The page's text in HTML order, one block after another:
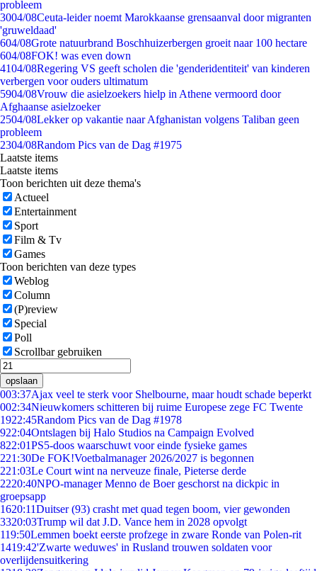
probleem
3004/08Ceuta-leider noemt Marokkaanse grensaanval door migranten
'gruweldaad'
604/08Grote natuurbrand Boschhuizerbergen groeit naar 100 hectare
604/08FOK! was even down
4104/08Regering VS geeft scholen die 'genderidentiteit' van kinderen
verbergen voor ouders ultimatum
5904/08Vrouw die asielzoekers hielp in Athene vermoord door
Afghaanse asielzoeker
2504/08Lekker op vakantie naar Afghanistan volgens Taliban geen
probleem
2304/08Random Pics van de Dag #1975
Laatste items
Laatste items
Toon berichten uit deze thema's
Actueel
Entertainment
Sport
Film & Tv
Games
Toon berichten van deze types
Weblog
Column
(P)review
Special
Poll
Scrollbar gebruiken
opslaan
003:37Ajax veel te sterk voor Shelbourne, maar houdt schade beperkt
002:34Nieuwkomers schitteren bij ruime Europese zege FC Twente
1922:45Random Pics van de Dag #1978
922:04Ontslagen bij Halo Studios na Campaign Evolved
822:01PS5-doos waarschuwt voor einde fysieke games
221:30De FOK!Voetbalmanager 2026/2027 is begonnen
221:03Le Court wint na nerveuze finale, Pieterse derde
2220:40NPO-manager Menno de Boer geschorst na dickpic in
groepsapp
1620:11Duitser (93) crasht met quad tegen boom, vier gewonden
3320:03Trump wil dat J.D. Vance hem in 2028 opvolgt
119:50Lemmen boekt eerste profzege in zware Ronde van Polen-rit
1419:42'Zwarte weduwes' in Rusland trouwen soldaten voor
overlijdensuitkering